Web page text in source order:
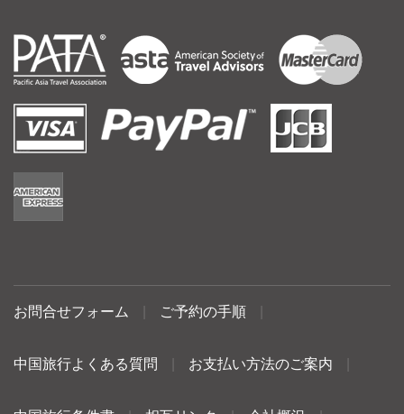
お問合せフォーム ご予約の手順
中国旅行よくある質問 お支払い方法のご案内